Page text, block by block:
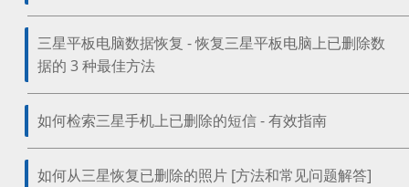
三星平板电脑数据恢复 - 恢复三星平板电脑上已删除数
据的 3 种最佳方法
如何检索三星手机上已删除的短信 - 有效指南
如何从三星恢复已删除的照片 [方法和常见问题解答]